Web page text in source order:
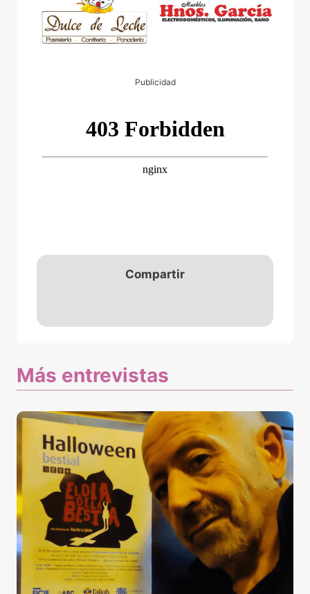
Publicidad
Compartir
Más entrevistas